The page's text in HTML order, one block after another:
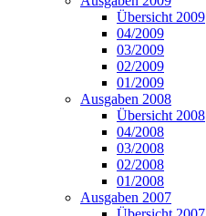
Übersicht 2009
04/2009
03/2009
02/2009
01/2009
Ausgaben 2008
Übersicht 2008
04/2008
03/2008
02/2008
01/2008
Ausgaben 2007